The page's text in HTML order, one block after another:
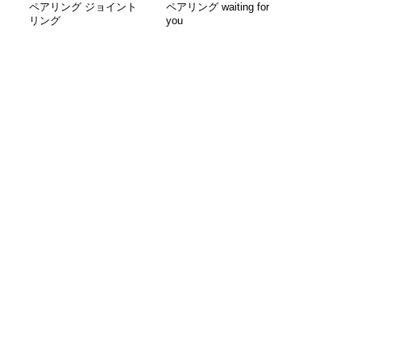
ペアリング ジョイント
リング
ペアリング waiting for
you